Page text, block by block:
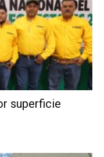
superficie